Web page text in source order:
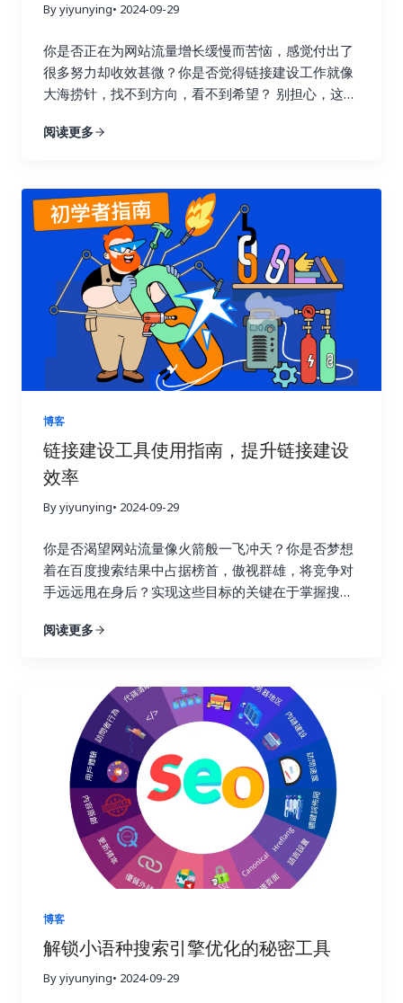
By yiyunying• 2024-09-29
你是否正在为网站流量增长缓慢而苦恼，感觉付出了
很多努力却收效甚微？你是否觉得链接建设工作就像
大海捞针，找不到方向，看不到希望？ 别担心，这篇
七天内让你的链接建设效果翻倍，实现网站流量的显
新时代。 一、 深入理解链接建设效果追踪的意义 许
多人在进行链接建设时，往往缺乏明确的目标和方
向，就像在黑暗中摸索前行。他们只知道不断地去获
取链接，却不清楚哪些链接真正有效，哪些链接只是
浪费时间和精力。这种做法不仅效率低，还可能适得
其反，损害网站的搜索引擎优化效果。 链接建设效果
追踪就像一盏明灯，照亮前进的道路，它能帮助你清
晰地了解每一次链接建设活动的实际效果，让你知道
哪些策略有效，哪些策略需要改进。就像驾驶汽车需
要查看仪表盘一样，追踪链接建设效果可以让你随时
掌握网站的“行驶状态”，从而做出更明智的决策。 试
想一下，一个射手如果每次射击后都无法看到箭的落
点，他该如何调整自己的射击姿势和力度呢？链接建
设也是如此，只有不断追踪效果，才能知道哪些策略
命中了目标，哪些策略需要调整。通过追踪链接建设
真正有效的策略上，从而最大化投资回报率，就像一
个精明的投资者，会仔细分析市场行情，选择最具潜
力的投资项目。 更重要的是，追踪链接建设效果可以
过哪些链接访问你的网站，他们在你的网站上停留了
大的商业价值。通过分析这些数据，你可以更好地理
解用户的需求和痛点，优化网站内容和用户体验，最
终提高转化率，实现业务的持续增长。这不仅仅是简
单的流量获取，而是将流量转化为实际的商业价值，
最终实现盈利。 二、 如何选择合适的链接建设追踪
工具？ 市面上有很多链接建设追踪工具，它们的功能
和价格各不相同。选择合适的工具至关重要，就像一
个工匠需要选择合适的工具才能更好地完成工作一
样。在选择工具之前，你需要明确自己的需求和预
算。有些工具功能强大，但价格昂贵；有些工具功能
简单，但价格亲民。你需要根据自己的实际情况，权
衡利弊，选择最合适的工具。 以下是一些常用的链接
建设追踪工具，以及它们的优缺点： 除了以上这些工
具之外，还有其他一些工具也值得考虑，例如
阅读更多
博客
链接建设工具使用指南，提升链接建设
效率
By yiyunying• 2024-09-29
你是否渴望网站流量像火箭般一飞冲天？你是否梦想
着在百度搜索结果中占据榜首，傲视群雄，将竞争对
手远远甩在身后？实现这些目标的关键在于掌握搜索
节！不要再浪费宝贵的时间和精力在低效的搜索引擎
Buzzsumo 这三大神器，轻松提升链接建设效率，让
你的网站在竞争激烈的线上世界中脱颖而出，成为行
业领军者！ 一、链接建设的重要性：为什么它如此重
要？ 在搜索引擎优化这个复杂而精妙的领域中，链接
就好比一张张珍贵的选票，每一张都代表着对你网站
权威性和可信度的认可。高质量的链接越多，搜索引
擎就越信任你的网站，你的排名自然也就越高。这就
好比现实生活中的社交圈，朋友越多，人脉越广，你
的影响力也就越大。链接建设不仅仅关乎排名，更关
乎你的在线业务的整体成功与长远发展。一个强大的
链接配置文件不仅可以带来更高的品牌知名度和更多
的推荐流量，更能建立起坚实的用户信任，为你的业
务带来持续的增长动力。忽视链接建设，就像建造一
座空中楼阁，看似华丽，实则根基不稳，随时可能坍
阅读更多
博客
解锁小语种搜索引擎优化的秘密工具
By yiyunying• 2024-09-29